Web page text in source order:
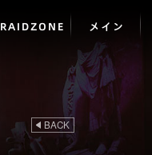
RAIDZONE メイン
BACK